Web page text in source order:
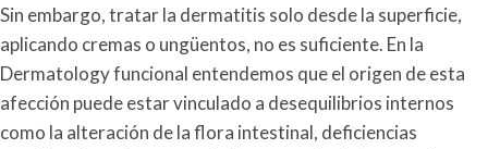
Sin embargo, tratar la dermatitis solo desde la superficie,
aplicando cremas o ungüentos, no es suficiente. En la
Dermatologyfuncional entendemos que el origen de esta
afección puede estar vinculado a desequilibrios internos
como la alteración de la flora intestinal, deficiencias